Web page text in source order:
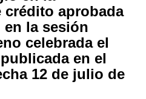
aprobada
la sesión
celebrada el
en el
12 de julio de